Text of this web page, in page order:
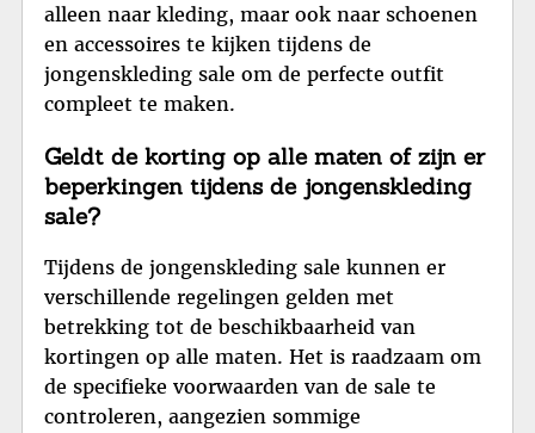
alleen naar kleding, maar ook naar schoenen
en accessoires te kijken tijdens de
jongenskleding sale om de perfecte outfit
compleet te maken.
Geldt de korting op alle maten of zijn er
beperkingen tijdens de jongenskleding
sale?
Tijdens de jongenskleding sale kunnen er
verschillende regelingen gelden met
betrekking tot de beschikbaarheid van
kortingen op alle maten. Het is raadzaam om
de specifieke voorwaarden van de sale te
controleren, aangezien sommige